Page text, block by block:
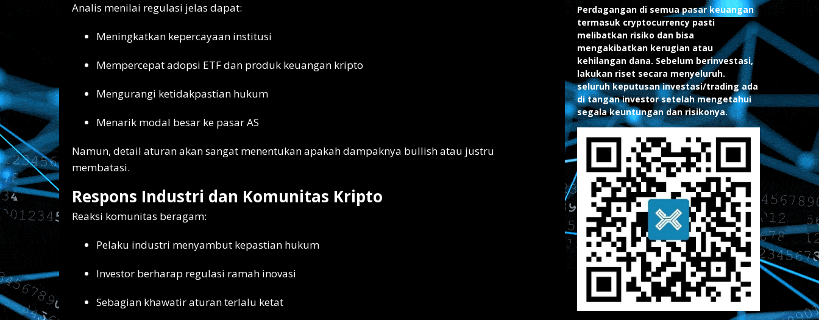
Analis menilai regulasi jelas dapat:
Meningkatkan kepercayaan institusi
Mempercepat adopsi ETF dan produk keuangan kripto
Mengurangi ketidakpastian hukum
Menarik modal besar ke pasar AS
Namun, detail aturan akan sangat menentukan apakah dampaknya bullish atau justru
membatasi.
Respons Industri dan Komunitas Kripto
Reaksi komunitas beragam:
Pelaku industri menyambut kepastian hukum
Investor berharap regulasi ramah inovasi
Sebagian khawatir aturan terlalu ketat
Perdagangan di semua pasar keuangan
termasuk cryptocurrency pasti
melibatkan risiko dan bisa
mengakibatkan kerugian atau
kehilangan dana. Sebelum berinvestasi,
lakukan riset secara menyeluruh.
seluruh keputusan investasi/trading ada
di tangan investor setelah mengetahui
segala keuntungan dan risikonya.